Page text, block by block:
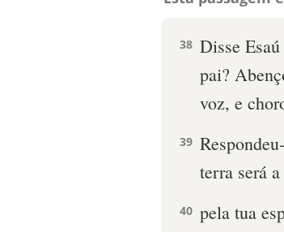
38 Disse
pai?
voz, e
39
terra será
40 pela tua